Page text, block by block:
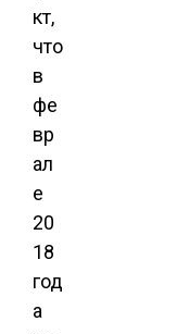
кт,
что
в
фе
вр
ал
е
20
18
год
а